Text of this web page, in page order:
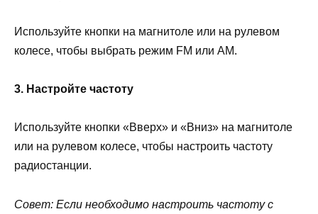
Используйте кнопки на магнитоле или на рулевом
колесе, чтобы выбрать режим FM или AM.
3. Настройте частоту
Используйте кнопки «Вверх» и «Вниз» на магнитоле
или на рулевом колесе, чтобы настроить частоту
радиостанции.
Совет: Если необходимо настроить частоту с